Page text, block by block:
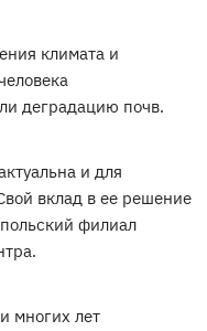
климата и
деградацию почв.
и для
вклад в ее решение
филиал
многих лет